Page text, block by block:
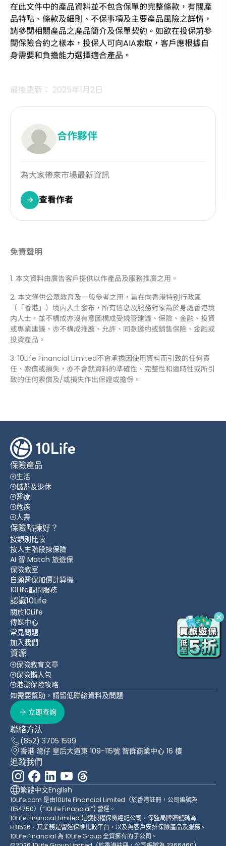
在此文件中的產品資料並不包含保單的完整條款，有關產
品特點、條款及細則、不保事項及主要產品風險之詳情，
請參閱相關產品之產品簡介及保單契約。如欲在投保前參
閱保險合約之樣本，投保人可向AIA索取，客戶應根據自
身需要和負擔能力選擇適合產品。
最後更新： 2025年1月2日
合作夥伴
為大家帶來市場最新資訊
查看作者
免責聲明
1. 本文資料由廣告客戶提供以作產品及服務推廣之用。
2. 本文僅供公眾教育及一般參考之用，旨在向香港特别行政區
（「香港」）境内人士發布，所有信息及服務對象為於身處香港境
内人士，並不構成亦沒有意圖構成受規管建議、保險、金融、投資
或專業建議，亦不構成推薦、允許、同意邀約或銷售保險、金融或
投資產品。
3. 10Life Financial Limited不會承擔因使用資料而引致的任何責
任、索償或損失，亦不會就資料的準確性、完整性和適時性或所引
致的任何索償及/或損失作出保證或擔保。
保險產品
生活
儲蓄及退休
醫療
危疾
人壽
保險點揀好？
按類別比較
按人生階段揀保險
AI 智 Match 旅遊保
保險教室
自願醫保加價計算機
10Life顧問服務
認識10Life
關於10Life
傳媒中心
常見問題
加入我們
資源
保險教育文章
保險懶人包
港漂保险攻略
如需要幫助，請留低聯絡資料及問題
立即查詢
聯絡方法
(852) 3705 1599
香港 灣仔 皇后大道東 109-115號 智群商業中心 16 樓
追蹤我們
繁體中文English
10Life.com 是由10Life Financial Limited（於香港註冊，公司編號為
1154750）(“10Life Financial”) 營運。
10Life Financial Limited 是獲授權保險經紀公司，保監局牌照號碼為
FB1526，其業務是營運保險比較平台，以及為客戶安排保險產品及服務。
10Life Financial 為 10Life Group 全資擁有的子公司。